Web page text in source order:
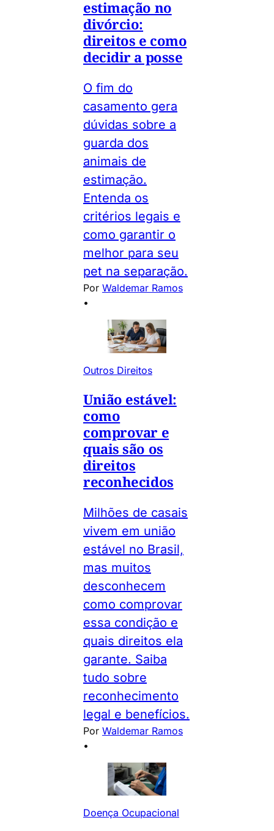
estimação no
divórcio:
direitos e como
decidir a posse
O fim do
casamento gera
dúvidas sobre a
guarda dos
animais de
estimação.
Entenda os
critérios legais e
como garantir o
melhor para seu
pet na separação.
Por Waldemar Ramos
•
Outros Direitos
União estável:
como
comprovar e
quais são os
direitos
reconhecidos
Milhões de casais
vivem em união
estável no Brasil,
mas muitos
desconhecem
como comprovar
essa condição e
quais direitos ela
garante. Saiba
tudo sobre
reconhecimento
legal e benefícios.
Por Waldemar Ramos
•
Doença Ocupacional